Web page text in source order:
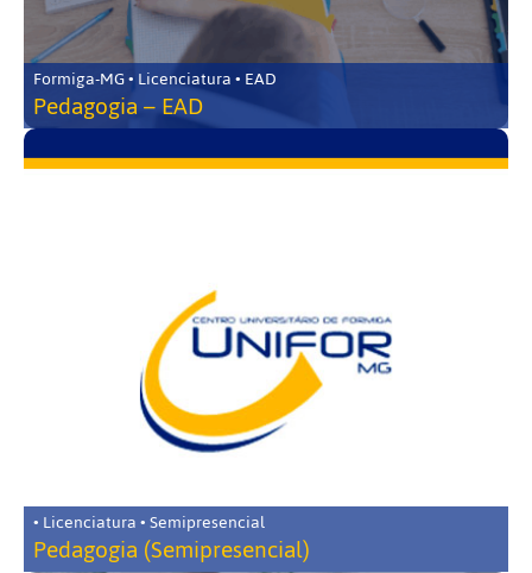
Formiga-MG • Licenciatura • EAD
Pedagogia – EAD
• Licenciatura • Semipresencial
Pedagogia (Semipresencial)